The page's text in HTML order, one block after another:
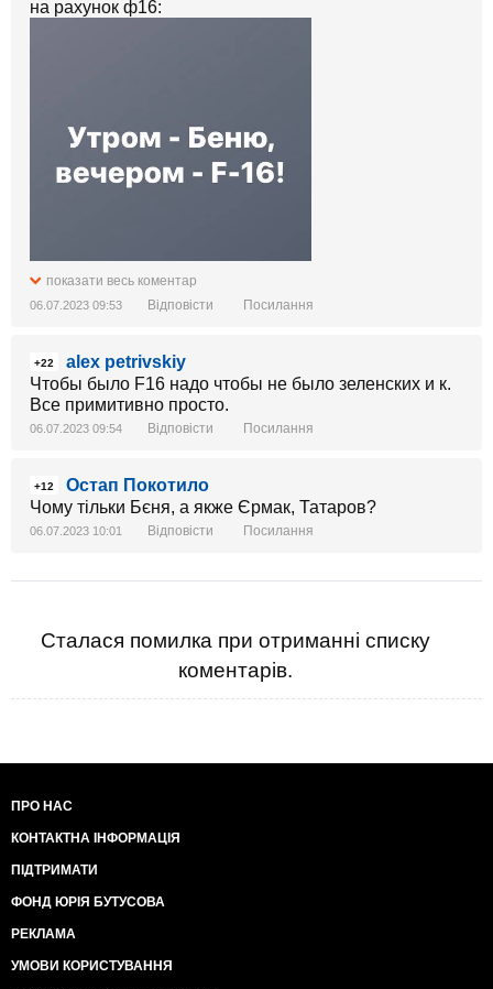
на рахунок ф16:
як там було у 2019 - "ДУМАЙТЕ"...
показати весь коментар
06.07.2023 09:53 Відповісти Посилання
+22
alex petrivskiy
Чтобы было F16 надо чтобы не было зеленских и к.
Все примитивно просто.
06.07.2023 09:54 Відповісти Посилання
+12
Остап Покотило
Чому тільки Бєня, а якже Єрмак, Татаров?
06.07.2023 10:01 Відповісти Посилання
Сталася помилка при отриманні списку
коментарів.
ПРО НАС
КОНТАКТНА ІНФОРМАЦІЯ
ПІДТРИМАТИ
ФОНД ЮРІЯ БУТУСОВА
РЕКЛАМА
УМОВИ КОРИСТУВАННЯ